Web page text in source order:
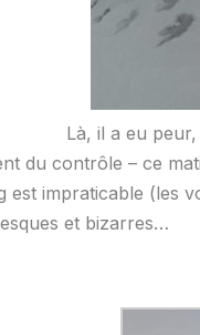
Là, il a eu
du contrôle – ce
impraticable (les
et bizarres…